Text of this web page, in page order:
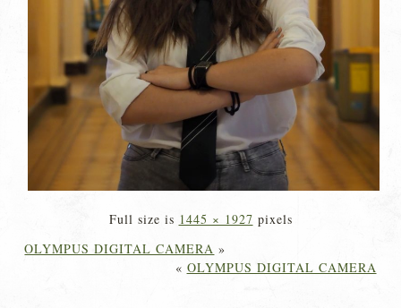
Full size is 1445 × 1927 pixels
OLYMPUS DIGITAL CAMERA »
« OLYMPUS DIGITAL CAMERA